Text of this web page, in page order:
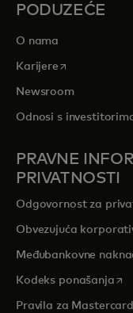
PODUZEĆE
O nama
Karijereopens in a
Newsroom
Odnosi s
PRAVNE
PRIVATNOSTI
Odgovornost za
Obvezujuća
Međubankovne
Kodeks ponašanja
Pravila za